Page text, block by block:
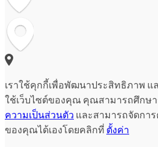
เราใช้คุกกี้เพื่อพัฒนาประสิทธิภาพ
ใช้เว็บไซต์ของคุณ คุณสามารถศึกษา
ความเป็นส่วนตัว และสามารถจัดกา
ของคุณได้เองโดยคลิกที่ ตั้งค่า